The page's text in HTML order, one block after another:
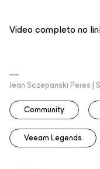
Video completo no
Jean Sczepanski Peres
Community
Veeam Legends